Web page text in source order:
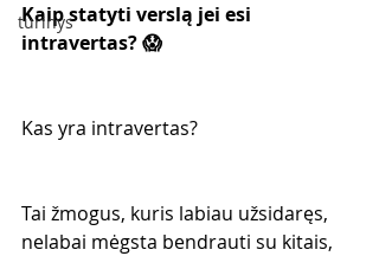
turinys
Kaip statyti verslą jei esi
intravertas? 😱
Kas yra intravertas?
Tai žmogus, kuris labiau užsidaręs,
nelabai mėgsta bendrauti su kitais,